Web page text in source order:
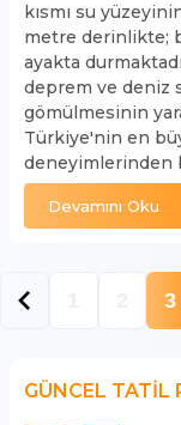
kısmı su
metre derinlikte;
ayakta
deprem ve deniz
gömülmesinin
Türkiye'nin en
deneyimlerinden
Devamını Oku
3
GÜNCEL TATİL